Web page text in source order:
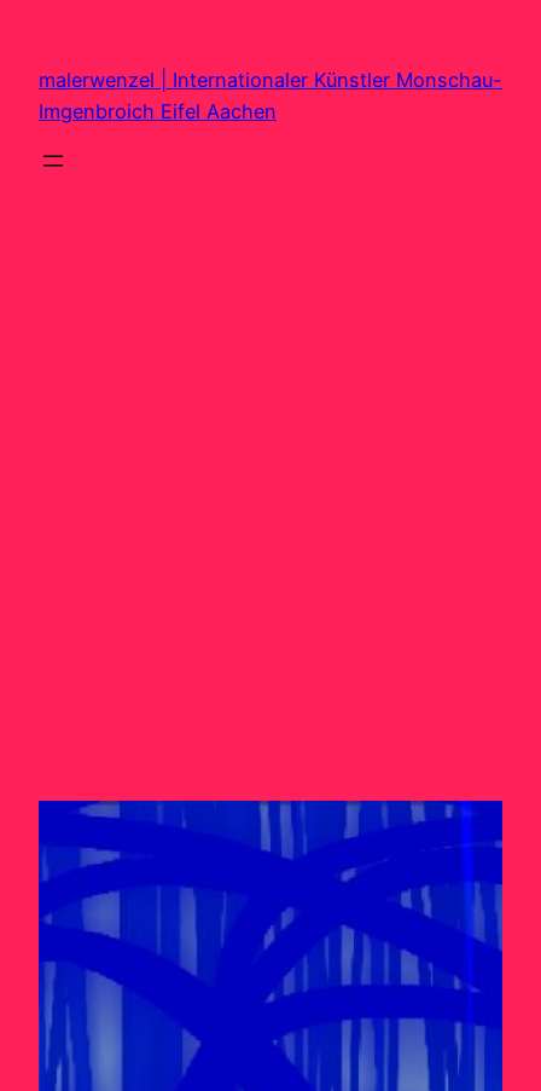
springen
malerwenzel | Internationaler Künstler Monschau-
Imgenbroich Eifel Aachen